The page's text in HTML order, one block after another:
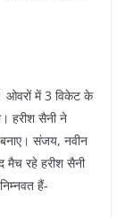
ओवरों में 3 विकेट के
हरीश सैनी ने
संजय, नवीन
रहे हरीश सैनी
हैं-